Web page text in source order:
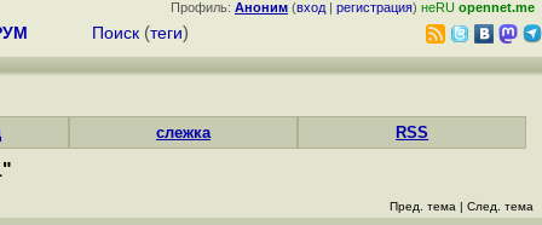
Профиль: Аноним (вход | регистрация) неRU opennet.me
Поиск (теги)
слежка RSS
Пред. тема | След. тема